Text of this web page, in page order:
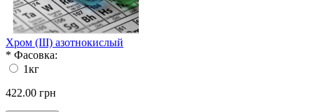
Хром (III) азотнокислый
* Фасовка:
1кг
422.00 грн